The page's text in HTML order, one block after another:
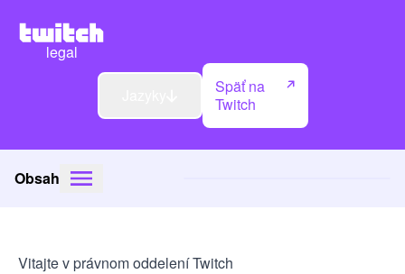
legal
Späť na
Twitch
Obsah
Vitajte v právnom oddelení Twitch